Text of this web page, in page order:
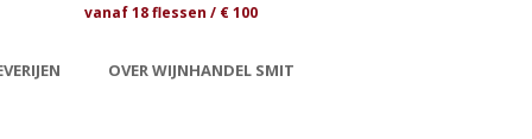
vanaf 18 flessen / € 100
OVER WIJNHANDEL SMIT